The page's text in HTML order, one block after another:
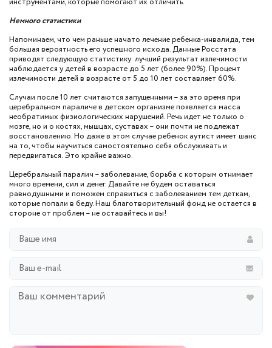
Немного статистики
Напоминаем, что чем раньше начато лечение ребенка-инвалида, тем
большая вероятность его успешного исхода. Данные Росстата
приводят следующую статистику: лучший результат излечимости
наблюдается у детей в возрасте до 5 лет (более 90%). Процент
излечимости детей в возрасте от 5 до 10 лет составляет 60%.
Случаи после 10 лет считаются запущенными – за это время при
церебральном параличе в детском организме появляется масса
необратимых физиологических нарушений. Речь идет не только о
мозге, но и о костях, мышцах, суставах – они почти не подлежат
восстановлению. Но даже в этом случае ребенок аутист имеет шанс
на то, чтобы научиться самостоятельно себя обслуживать и
передвигаться. Это крайне важно.
Церебральный паралич – заболевание, борьба с которым отнимает
много времени, сил и денег. Давайте не будем оставаться
равнодушными и поможем справиться с заболеванием тем деткам,
которые попали в беду. Наш благотворительный фонд не остается в
стороне от проблем – не оставайтесь и вы!